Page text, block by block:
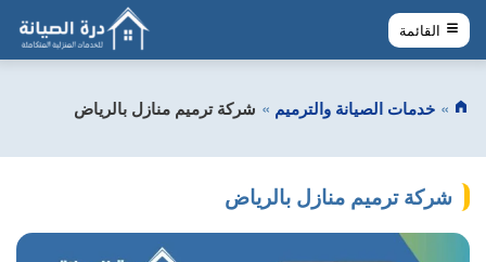
خدمات الصيانة والترميم شركة ترميم منازل بالرياض
شركة ترميم منازل بالرياض